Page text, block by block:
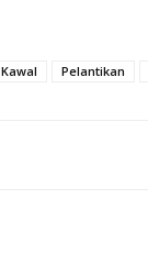
Kawal Pelantikan